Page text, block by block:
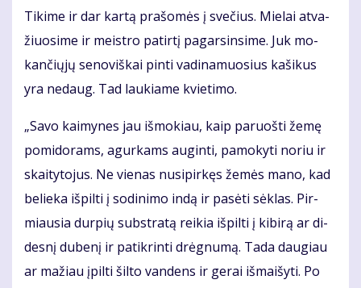
Ti­ki­me ir dar kar­tą pra­šo­mės į sve­čius. Mie­lai at­va­
žiuo­si­me ir meist­ro pa­tir­tį pa­gar­sin­si­me. Juk mo­
kan­čių­jų se­no­viš­kai pin­ti va­di­na­muo­sius ka­ši­kus
yra ne­daug. Tad lau­kia­me kvie­ti­mo.
„Sa­vo kai­my­nes jau iš­mo­kiau, kaip pa­ruoš­ti že­mę
po­mi­do­rams, agur­kams au­gin­ti, pa­mo­ky­ti no­riu ir
skai­ty­to­jus. Ne vie­nas nu­si­pir­kęs že­mės ma­no, kad
be­lie­ka iš­pil­ti į so­di­ni­mo in­dą ir pa­sė­ti sėk­las. Pir­
miau­sia dur­pių sub­stra­tą rei­kia iš­pil­ti į ki­bi­rą ar di­
des­nį du­be­nį ir pa­tik­rin­ti drėg­nu­mą. Ta­da dau­giau
ar ma­žiau įpil­ti šil­to van­dens ir ge­rai iš­mai­šy­ti. Po